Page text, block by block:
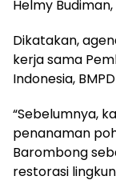
Helmy
Dikatakan,
kerja sama
Indonesia,
“Sebelumnya,
penanaman
Barombong
restorasi